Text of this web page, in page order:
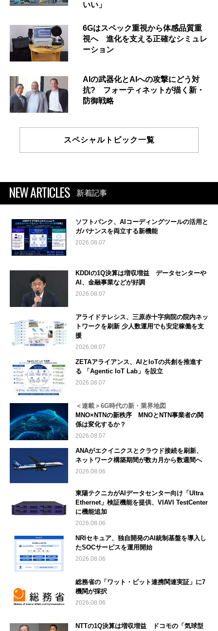
いい」
6Gはスペック重視から体感品質重
視へ 進化を支える正確なシミュレ
ーション
AIの武器化とAIへの攻撃にどう対
抗? フォーティネットが描く新・
防御戦略
スペシャルトピック一覧
NEW ARTICLES 新着記事
ソフトバンク、AIコーディングツールの活用と
ガバナンスを両立する新機能
2026.08.07
KDDIの1Q決算は増収増益 データセンターや
AI、金融事業などが好調
2026.08.07
アライドテレシス、三原赤十字病院の院内ネッ
トワークを刷新 少人数運用でも安定稼働を支
援
2026.08.07
ZETAアライアンス、AIとIoTの共創を推進す
る 「Agentic IoT Lab」を設立
2026.08.07
＜連載＞6G時代の新・業界地図
MNO×NTNの新秩序 MNOとNTN事業者の関
係は変化するか？
2026.08.07
ANAがエクイニクスとクラウド接続を刷新、
ネットワーク構築期間が数カ月から数週間へ
2026.08.06
東陽テクニカがAIデータセンター向け「Ultra
Ethernet」検証機能を提供、VIAVI TestCenter
に機能追加
2026.08.06
NRIセキュア、独自開発のAI統制基盤を導入し
たSOCサービスを運用開始
2026.08.06
総務省の「ワット・ビット連携関連実証」に7
機関が採択
2026.08.06
NTTの1Q決算は増収増益 ドコモの「気球型